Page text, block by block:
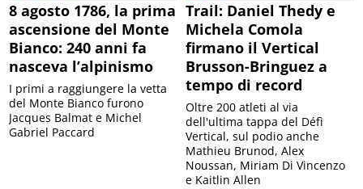
8 agosto 1786, la prima
ascensione del Monte
Bianco: 240 anni fa
nasceva l’alpinismo
I primi a raggiungere la vetta
del Monte Bianco furono
Jacques Balmat e Michel
Gabriel Paccard
Trail: Daniel Thedy e
Michela Comola
firmano il Vertical
Brusson-Bringuez a
tempo di record
Oltre 200 atleti al via
dell'ultima tappa del Défì
Vertical, sul podio anche
Mathieu Brunod, Alex
Noussan, Miriam Di Vincenzo
e Kaitlin Allen